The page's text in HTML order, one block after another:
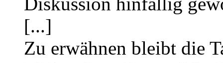
[...]
Zu erwähnen bleibt die